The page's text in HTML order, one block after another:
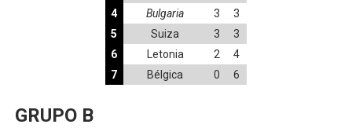
4
Bulgaria 3
3
5
Suiza 3
3
6
Letonia 2
4
7
Bélgica 0 6
GRUPO B